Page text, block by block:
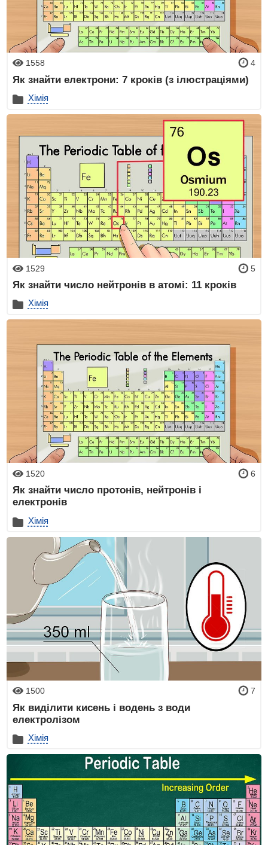
1558 4
Як знайти електрони: 7 кроків (з ілюстраціями)
Хімія
1529 5
Як знайти число нейтронів в атомі: 11 кроків
Хімія
1520 6
Як знайти число протонів, нейтронів і
електронів
Хімія
1500 7
Як виділити кисень і водень з води
електролізом
Хімія